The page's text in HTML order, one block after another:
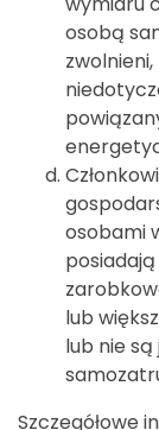
osobą
osobami
posiadają
lub
lub nie
Szczegółowe